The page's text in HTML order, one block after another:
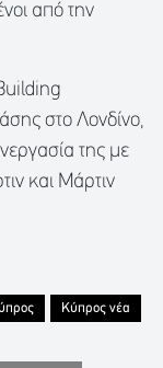
από την
στο Λονδίνο,
της με
και Μάρτιν
Κύπρος νέα